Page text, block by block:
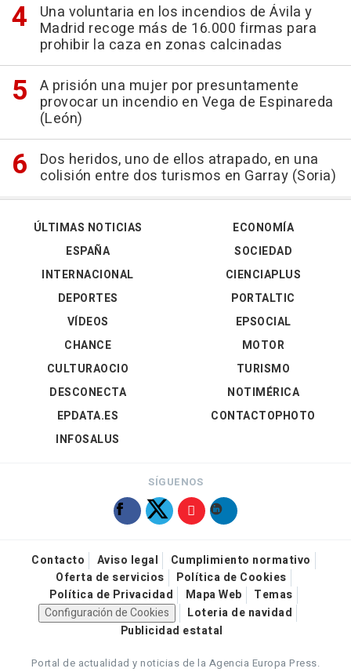
Una voluntaria en los incendios de Ávila y
Madrid recoge más de 16.000 firmas para
prohibir la caza en zonas calcinadas
A prisión una mujer por presuntamente
provocar un incendio en Vega de Espinareda
(León)
Dos heridos, uno de ellos atrapado, en una
colisión entre dos turismos en Garray (Soria)
ÚLTIMAS NOTICIAS
ESPAÑA
INTERNACIONAL
DEPORTES
VÍDEOS
ECONOMÍA
SOCIEDAD
CIENCIAPLUS
PORTALTIC
EPSOCIAL
CHANCE
CULTURAOCIO
DESCONECTA
EPDATA.ES
INFOSALUS
MOTOR
TURISMO
NOTIMÉRICA
CONTACTOPHOTO
SÍGUENOS
Contacto Aviso legal
Cumplimiento normativo
Oferta de servicios
Política de Cookies
Política de Privacidad
Mapa Web
Temas
Configuración de Cookies
Loteria de navidad
Publicidad estatal
Portal de actualidad y noticias de la Agencia Europa Press.